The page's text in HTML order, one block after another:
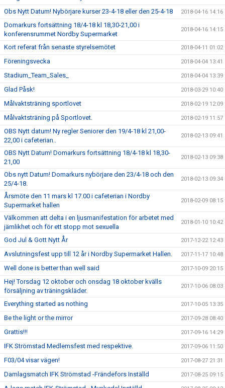
Obs Nytt Datum! Nybörjare kurser 23-4-18 eller den 25-4-18 2018-04-16 14:16
Domarkurs fortsättning 18/4-18 kl 18,30-21,00 i
konferensrummet Nordby Supermarket
2018-04-16 14:15
Kort referat från senaste styrelsemötet 2018-04-11 01:02
Föreningsvecka 2018-04-04 13:41
Stadium_Team_Sales_ 2018-04-04 13:39
Glad Påsk! 2018-03-29 10:40
Målvaktsträning sportlovet 2018-02-19 12:09
Målvaktsträning på Sportlovet. 2018-02-19 11:57
OBS Nytt datum! Ny regler Seniorer den 19/4-18 kl 21,00-
22,00 i cafeterian..
2018-02-13 09:41
OBS Nytt Datum! Domarkurs fortsättning 18/4-18 kl 18,30-
21,00
2018-02-13 09:38
Obs nytt Datum! Domarkurs nybörjare den 23/4-18 och den
25/4-18.
2018-02-13 09:34
Årsmöte den 11 mars kl 17.00 i cafeterian i Nordby
Supermarket hallen
2018-02-09 08:15
Välkommen att delta i en ljusmanifestation för arbetet med
jämlikhet och för ett stopp mot sexuella
2018-01-10 10:42
God Jul & Gott Nytt År 2017-12-22 12:43
Avslutningsfest upp till 12 år i Nordby Supermarket Hallen. 2017-11-17 10:48
Well done is better than well said 2017-10-09 20:15
Hej! Torsdag 12 oktober och onsdag 18 oktober kvälls
försäljning av träningskläder.
2017-10-06 08:03
Everything started as nothing 2017-10-05 13:35
Be the light or the mirror 2017-09-28 08:40
Grattis!!! 2017-09-16 14:29
IFK Strömstad Medlemsfest med respektive. 2017-09-06 11:50
F03/04 visar vägen! 2017-08-27 21:31
Damlagsmatch IFK Strömstad -Frändefors Inställd 2017-08-25 09:15